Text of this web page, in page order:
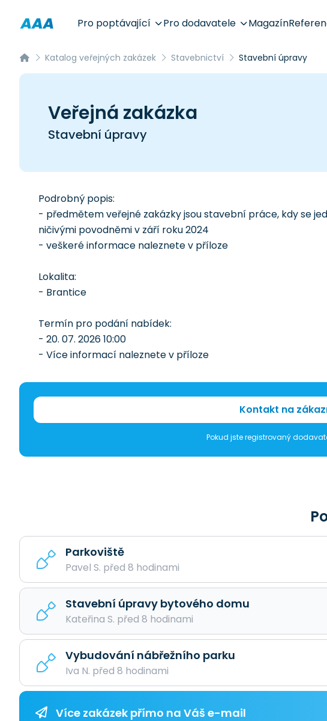
Pro poptávající Pro dodavatele Magazín
Katalog veřejných zakázek Stavebnictví Stavební úpravy
Veřejná zakázka
Stavební úpravy
Podrobný popis:
- předmětem veřejné zakázky jsou stavební práce, kdy se
ničivými povodněmi v září roku 2024
- veškeré informace naleznete v příloze
Lokalita:
- Brantice
Termín pro podání nabídek:
- 20. 07. 2026 10:00
- Více informací naleznete v příloze
Kontakt na
Pokud jste registrovaný
Parkoviště
Pavel S. před 8 hodinami
Stavební úpravy bytového domu
Kateřina S. před 8 hodinami
Vybudování nábřežního parku
Iva N. před 8 hodinami
Více zakázek přímo na Váš e-mail